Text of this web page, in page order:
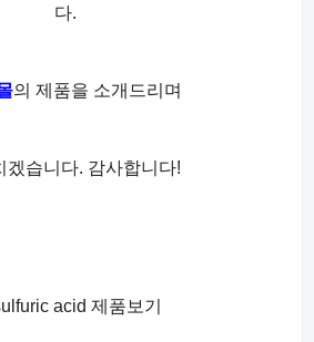
다.
의 제품을 소개드리며
겠습니다. 감사합니다!
acid 제품보기